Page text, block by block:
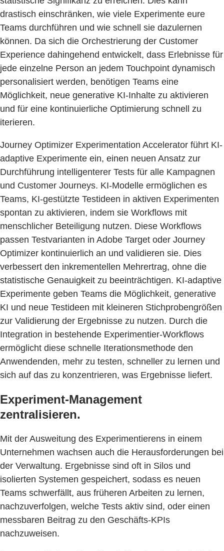
drastisch einschränken, wie viele Experimente eure
Teams durchführen und wie schnell sie dazulernen
können. Da sich die Orchestrierung der Customer
Experience dahingehend entwickelt, dass Erlebnisse für
jede einzelne Person an jedem Touchpoint dynamisch
personalisiert werden, benötigen Teams eine
Möglichkeit, neue generative KI-Inhalte zu aktivieren
und für eine kontinuierliche Optimierung schnell zu
iterieren.
Journey Optimizer Experimentation Accelerator führt KI-
adaptive Experimente ein, einen neuen Ansatz zur
Durchführung intelligenterer Tests für alle Kampagnen
und Customer Journeys. KI-Modelle ermöglichen es
Teams, KI-gestützte Testideen in aktiven Experimenten
spontan zu aktivieren, indem sie Workflows mit
menschlicher Beteiligung nutzen. Diese Workflows
passen Testvarianten in Adobe Target oder Journey
Optimizer kontinuierlich an und validieren sie. Dies
verbessert den inkrementellen Mehrertrag, ohne die
statistische Genauigkeit zu beeinträchtigen. KI-adaptive
Experimente geben Teams die Möglichkeit, generative
KI und neue Testideen mit kleineren Stichprobengrößen
zur Validierung der Ergebnisse zu nutzen. Durch die
Integration in bestehende Experimentier-Workflows
ermöglicht diese schnelle Iterationsmethode den
Anwendenden, mehr zu testen, schneller zu lernen und
sich auf das zu konzentrieren, was Ergebnisse liefert.
Experiment-Management
zentralisieren.
Mit der Ausweitung des Experimentierens in einem
Unternehmen wachsen auch die Herausforderungen bei
der Verwaltung. Ergebnisse sind oft in Silos und
isolierten Systemen gespeichert, sodass es neuen
Teams schwerfällt, aus früheren Arbeiten zu lernen,
nachzuverfolgen, welche Tests aktiv sind, oder einen
messbaren Beitrag zu den Geschäfts-KPIs
nachzuweisen.